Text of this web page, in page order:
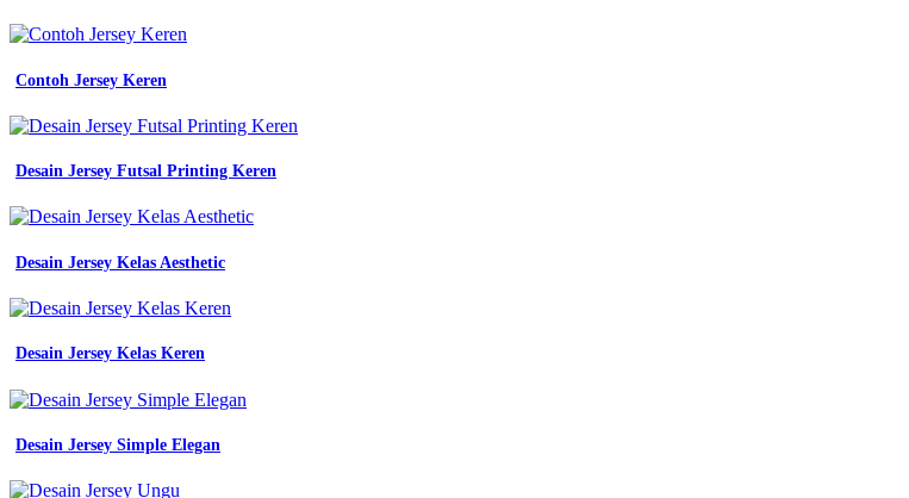
Contoh Jersey Keren
Desain Jersey Futsal Printing Keren
Desain Jersey Kelas Aesthetic
Desain Jersey Kelas Keren
Desain Jersey Simple Elegan